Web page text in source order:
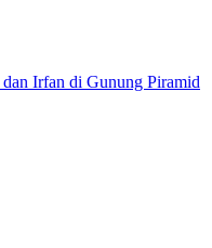
Irfan di Gunung Piramid